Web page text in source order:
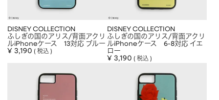
DISNEY COLLECTION
ふしぎの国のアリス/背面アクリ
ルiPhoneケース 13対応 ブルー
¥ 3,190 税込
DISNEY COLLECTION
ふしぎの国のアリス/背面アクリ
ルiPhoneケース 6-8対応 イエ
ロー
¥ 3,190 税込